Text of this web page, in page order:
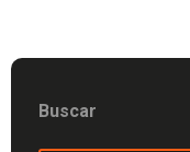
Buscar